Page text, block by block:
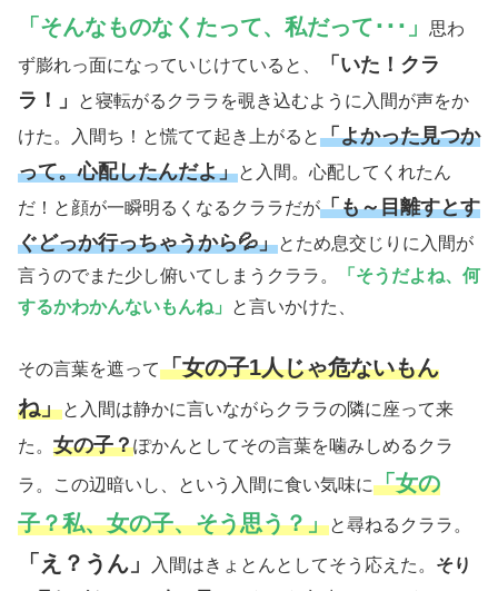
「そんなものなくたって、私だって･･･」
思わ
ず膨れっ面になっていじけていると、
「いた！クラ
ラ！」
と寝転がるクララを覗き込むように入間が声をか
けた。入間ち！と慌てて起き上がると「よかった見つか
って。心配したんだよ」と入間。心配してくれたん
だ！と顔が一瞬明るくなるクララだが「も～目離すとす
ぐどっか行っちゃうから💦」とため息交じりに入間が
言うのでまた少し俯いてしまうクララ。
「そうだよね、何
するかわかんないもんね」
と言いかけた、
その言葉を遮って「女の子1人じゃ危ないもん
ね」と入間は静かに言いながらクララの隣に座って来
た。 女の子？ぽかんとしてその言葉を噛みしめるクラ
ラ。この辺暗いし、という入間に食い気味に「女の
子？私、女の子、そう思う？」と尋ねるクララ。
「え？うん」 入間はきょとんとしてそう応えた。 そり